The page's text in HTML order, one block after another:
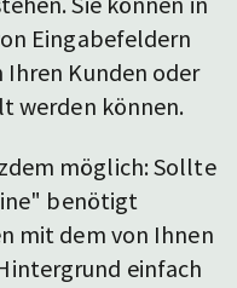
Eingabefeldern
Kunden oder
werden können.
möglich: Sollte
benötigt
mit dem von Ihnen
einfach